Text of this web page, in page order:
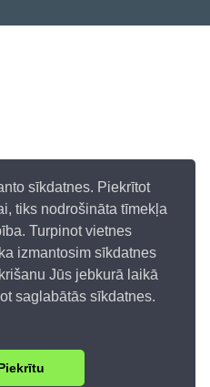
sīkdatnes. Piekrītot
tiks nodrošināta tīmekļa
Turpinot vietnes
izmantosim sīkdatnes
Jūs jebkurā laikā
saglabātās sīkdatnes.